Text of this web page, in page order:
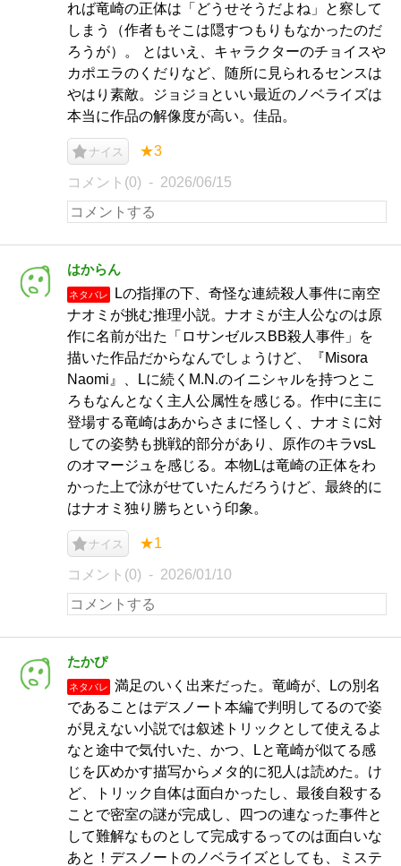
れば竜崎の正体は「どうせそうだよね」と察して
しまう（作者もそこは隠すつもりもなかったのだ
ろうが）。 とはいえ、キャラクターのチョイスや
カポエラのくだりなど、随所に見られるセンスは
やはり素敵。 ​ジョジョといい最近のノベライズは
本当に作品の解像度が高い。佳品。
ナイス ★3
コメント(0) 2026/06/15
はからん
ネタバレ
Lの指揮の下、奇怪な連続殺人事件に南空
ナオミが挑む推理小説。ナオミが主人公なのは原
作に名前が出た「ロサンゼルスBB殺人事件」を
描いた作品だからなんでしょうけど、『Misora
Naomi』、Lに続くM.N.のイニシャルを持つとこ
ろもなんとなく主人公属性を感じる。作中に主に
登場する竜崎はあからさまに怪しく、ナオミに対
しての姿勢も挑戦的部分があり、原作のキラvsL
のオマージュを感じる。本物Lは竜崎の正体をわ
かった上で泳がせていたんだろうけど、最終的に
はナオミ独り勝ちという印象。
ナイス ★1
コメント(0) 2026/01/10
たかぴ
ネタバレ
満足のいく出来だった。竜崎が、Lの別名
であることはデスノート本編で判明してるので姿
が見えない小説では叙述トリックとして使えるよ
なと途中で気付いた、かつ、Lと竜崎が似てる感
じを仄めかす描写からメタ的に犯人は読めた。け
ど、トリック自体は面白かったし、最後自殺する
ことで密室の謎が完成し、四つの連なった事件と
して難解なものとして完成するってのは面白いな
あと！デスノートのノベライズとしても、ミステ